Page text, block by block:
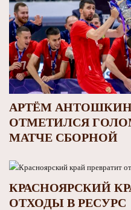
АРТЁМ АНТОШКИН
ОТМЕТИЛСЯ
МАТЧЕ СБОРНОЙ
КРАСНОЯРСКИЙ
ОТХОДЫ В РЕСУРС